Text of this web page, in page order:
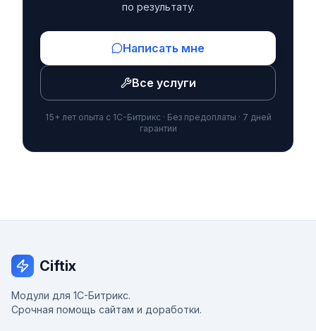
по результату.
Написать мне
Все услуги
15+ лет опыта с 1С-Битрикс · Без предоплаты · 7 дней
гарантии
Ciftix
Модули для 1С-Битрикс.
Срочная помощь сайтам и доработки.